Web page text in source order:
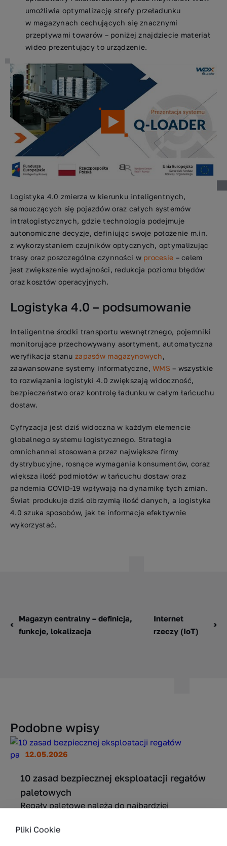
umożliwia optymalizację strefy przeładunku
w magazynach cechujących się znacznymi
przepływami towarów – poniżej znajdziecie materiał
wideo prezentujący to urządzenie.
Logistyka 4.0 zmierza w kierunku inteligentnych,
samouczących się pojazdów oraz całych systemów
intralogistycznych, gdzie technologia podejmuje
autonomiczne decyzje, definiując swoje położenie m.in.
z wykorzystaniem czujników optycznych, optymalizując
trasy oraz poszczególne czynności w procesie – celem
jest zwiększenie wydajności, redukcja poziomu błędów
oraz kosztów operacyjnych.
Logistyka 4.0 – podsumowanie
Inteligentne środki transportu wewnętrznego, pojemniki
monitorujące przechowywany asortyment, automatyczna
weryfikacja stanuzapasów magazynowych,
zaawansowane systemy informatyczne,WMS – wszystkie
to rozwiązania logistyki 4.0 zwiększają widoczność,
bezpieczeństwo oraz kontrolę ładunku w całym łańcuchu
dostaw.
Cyfryzacja jest dziś widoczna w każdym elemencie
globalnego systemu logistycznego. Strategia
omnichannel stosowana przez największe firmy
dystrybucyjne, rosnące wymagania konsumentów, coraz
większa ilość podmiotów w łańcuchu dostaw oraz
pandemia COVID-19 wpływają na dynamikę tych zmian.
Świat produkuje dziś olbrzymią ilość danych, a logistyka
4.0 szuka sposobów, jak te informacje efektywnie
wykorzystać.
Magazyn centralny – definicja,
funkcje, lokalizacja
Internet
rzeczy (IoT)
Podobne wpisy
12.05.2026
10 zasad bezpiecznej eksploatacji regałów
paletowych
Regały paletowe należą do najbardziej
infrastruktury magazynowej. Z tego powodu
Pliki Cookie